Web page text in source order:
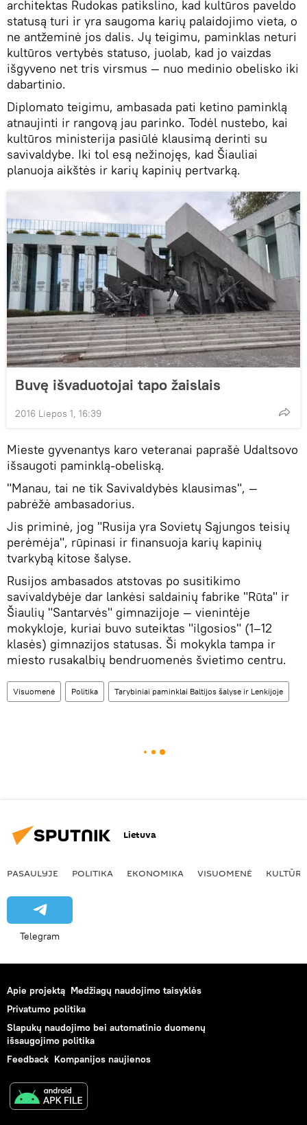
architektas Rudokas patikslino, kad kultūros paveldo
statusą turi ir yra saugoma karių palaidojimo vieta, o
ne antžeminė jos dalis. Jų teigimu, paminklas neturi
kultūros vertybės statuso, juolab, kad jo vaizdas
išgyveno net tris virsmus — nuo medinio obelisko iki
dabartinio.
Diplomato teigimu, ambasada pati ketino paminklą
atnaujinti ir rangovą jau parinko. Todėl nustebo, kai
kultūros ministerija pasiūlė klausimą derinti su
savivaldybe. Iki tol esą nežinojęs, kad Šiauliai
planuoja aikštės ir karių kapinių pertvarką.
Buvę išvaduotojai tapo žaislais
2016 Liepos 1, 16:39
Mieste gyvenantys karo veteranai paprašė Udaltsovo
išsaugoti paminklą-obeliską.
"Manau, tai ne tik Savivaldybės klausimas", —
pabrėžė ambasadorius.
Jis priminė, jog "Rusija yra Sovietų Sąjungos teisių
perėmėja", rūpinasi ir finansuoja karių kapinių
tvarkybą kitose šalyse.
Rusijos ambasados atstovas po susitikimo
savivaldybėje dar lankėsi saldainių fabrike "Rūta" ir
Šiaulių "Santarvės" gimnazijoje — vienintėje
mokykloje, kuriai buvo suteiktas "ilgosios" (1–12
klasės) gimnazijos statusas. Ši mokykla tampa ir
miesto rusakalbių bendruomenės švietimo centru.
Visuomenė Politika Tarybiniai paminklai Baltijos šalyse ir Lenkijoje
Lietuva
PASAULYJE POLITIKA EKONOMIKA VISUOMENĖ KULTŪRA
Telegram
Apie projektą Medžiagų naudojimo taisyklės
Privatumo politika
Slapukų naudojimo bei automatinio duomenų
išsaugojimo politika
Feedback Kompanijos naujienos